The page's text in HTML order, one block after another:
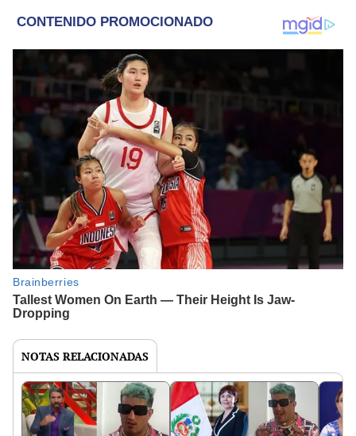
NOTAS RELACIONADAS